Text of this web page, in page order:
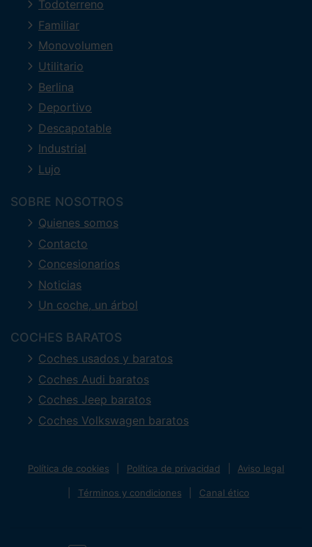
Todoterreno
Familiar
Monovolumen
Utilitario
Berlina
Deportivo
Descapotable
Industrial
Lujo
SOBRE NOSOTROS
Quienes somos
Contacto
Concesionarios
Noticias
Un coche, un árbol
COCHES BARATOS
Coches usados y baratos
Coches Audi baratos
Coches Jeep baratos
Coches Volkswagen baratos
Política de cookies Política de privacidad Aviso legal
Términos y condiciones Canal ético